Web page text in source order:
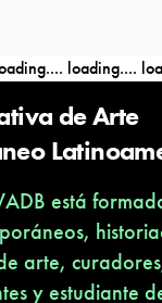
abre un
era de piedra pero
y seminarios
fortalecer,
de desapropiación y
extractivismo en la
loading....
de Arte
está
arte,
y estudiante